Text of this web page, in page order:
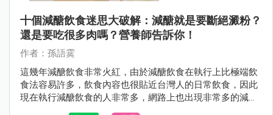
十個減醣飲食迷思大破解：減醣就是要斷絕澱粉？
還是要吃很多肉嗎？營養師告訴你！
作者：孫語霙
這幾年減醣飲食非常火紅，由於減醣飲食在執行上比極端飲
食法容易許多，飲食內容也很貼近台灣人的日常飲食，因此
現在執行減醣飲食的人非常多，網路上也出現非常多的減醣
社團，許多人互相切磋討論減醣的方法。